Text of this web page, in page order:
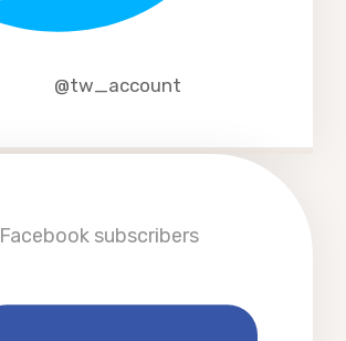
@tw_account
Facebook subscribers